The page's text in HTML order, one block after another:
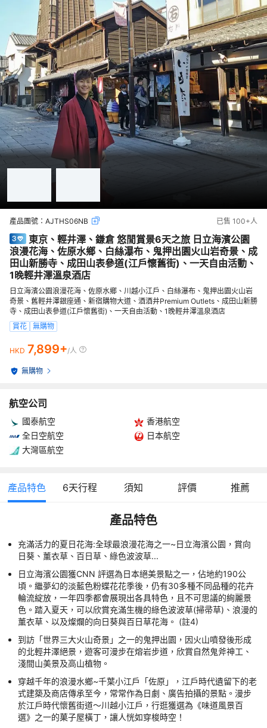
產品團號： AJTHS06NB 已售 100+人
東京、輕井澤、鎌倉 悠閒賞景6天之旅 日立海濱公園
浪漫花海、佐原水鄉、白絲瀑布、鬼押出園火山岩奇景、成
田山新勝寺、成田山表參道(江戶懷舊街)、一天自由活動、
1晚輕井澤溫泉酒店
日立海濱公園浪漫花海、佐原水鄉、川越小江戶、白絲瀑布、鬼押出園火山岩
奇景、舊輕井澤銀座通、新宿購物大道、酒酒井Premium Outlets、成田山新勝
寺、成田山表參道(江戶懷舊街)、一天自由活動、1晚輕井澤溫泉酒店
賞花
無購物
HKD 7,899+/人
無購物
航空公司
國泰航空
香港航空
全日空航空
日本航空
大灣區航空
產品特色 6天行程 須知 評價 推薦
產品特色
充滿活力的夏日花海:全球最浪漫花海之一~日立海濱公園，賞向
日葵、薰衣草、百日草、綠色波波草...
日立海濱公園獲CNN 評選為日本絕美景點之一，佔地約190公
頃。繼夢幻的淡藍色粉蝶花花季後，仍有30多種不同品種的花卉
輪流綻放，一年四季都會展現出各具特色，且不可思議的絢麗景
色。踏入夏天，可以欣賞充滿生機的綠色波波草(掃帚草)、浪漫的
薰衣草、以及燦爛的向日葵與百日草花海。 (註4)
到訪「世界三大火山奇景」之一的鬼押出園，因火山噴發後形成
的北輕井澤絕景，遊客可漫步在熔岩步道，欣賞自然鬼斧神工、
淺間山美景及高山植物。
穿越千年的浪漫水鄉~千葉小江戶「佐原」，江戶時代遺留下的老
式建築及商店傳承至今，常常作為日劇、廣告拍攝的景點。漫步
於江戶時代懷舊街道～川越小江戶，行逛獲選為《味道風景百
選》之一的菓子屋橫丁，讓人恍如穿梭時空！